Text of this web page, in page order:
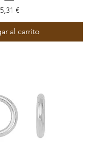
Precio
5,31 €
al carrito